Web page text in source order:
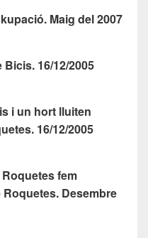
Maig del 2007
16/12/2005
i un hort lluiten
16/12/2005
fem
Desembre